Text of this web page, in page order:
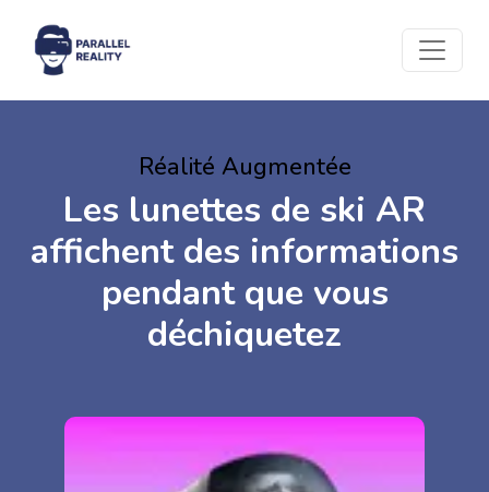
Réalité Augmentée
Les lunettes de ski AR
affichent des informations
pendant que vous
déchiquetez